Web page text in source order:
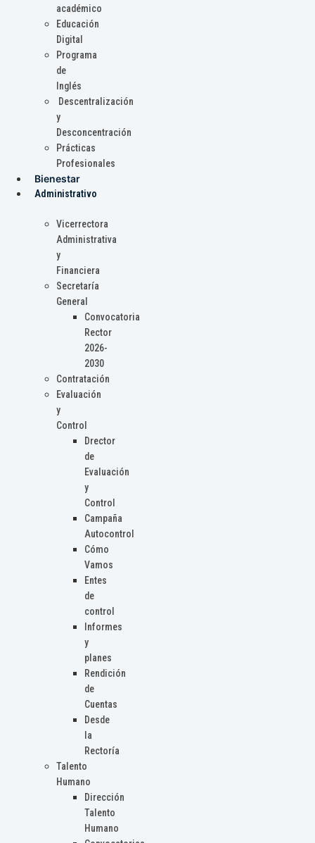
académico
Educación
Digital
Programa
de
Inglés
Descentralización
y
Desconcentración
Prácticas
Profesionales
Bienestar
Administrativo
Vicerrectora
Administrativa
y
Financiera
Secretaría
General
Convocatoria
Rector
2026-
2030
Contratación
Evaluación
y
Control
Drector
de
Evaluación
y
Control
Campaña
Autocontrol
Cómo
Vamos
Entes
de
control
Informes
y
planes
Rendición
de
Cuentas
Desde
la
Rectoría
Talento
Humano
Dirección
Talento
Humano